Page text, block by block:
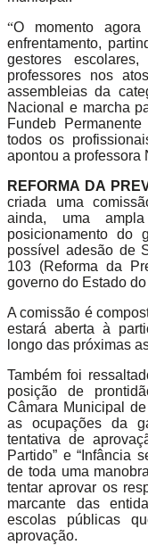
“O momento
enfrentamento,
gestores
professores nos
assembleias da
Nacional e marcha
Fundeb
todos os
apontou a professora
REFORMA DA
criada uma
ainda, uma
posicionamento do
possível adesão de
103 (Reforma da
governo do Estado
A comissão é
estará aberta à
longo das próximas
Também foi
posição de
Câmara Municipal
as ocupações da
tentativa de
Partido” e “Infância
de toda uma
tentar aprovar os
marcante das
escolas públicas
aprovação.